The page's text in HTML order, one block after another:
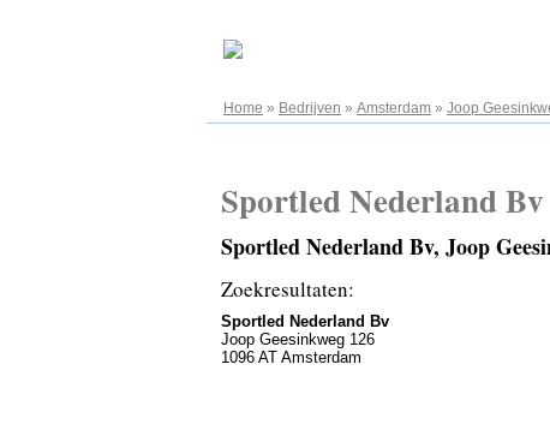
Home » Bedrijven » Amsterdam » Joop
Sportled Nederland Bv
Sportled Nederland Bv, Joop
Zoekresultaten:
Sportled Nederland Bv
Joop Geesinkweg 126
1096 AT Amsterdam